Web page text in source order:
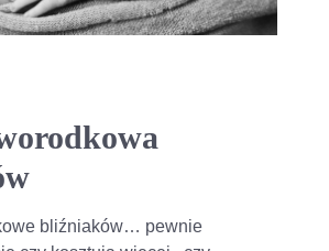
bliźniaków… pewnie